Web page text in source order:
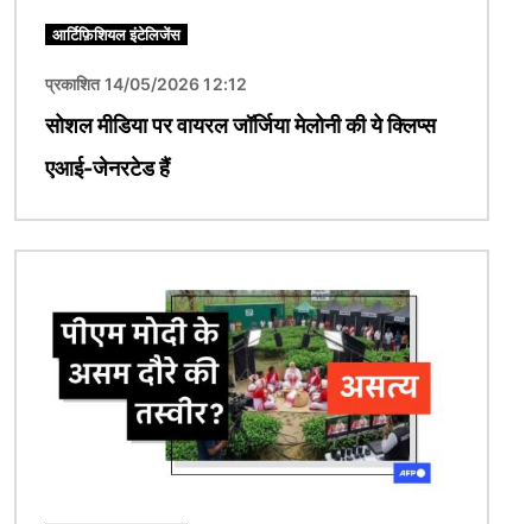
आर्टिफ़िशियल इंटेलिजेंस
प्रकाशित 14/05/2026 12:12
सोशल मीडिया पर वायरल जॉर्जिया मेलोनी की ये क्लिप्स
एआई-जेनरटेड हैं